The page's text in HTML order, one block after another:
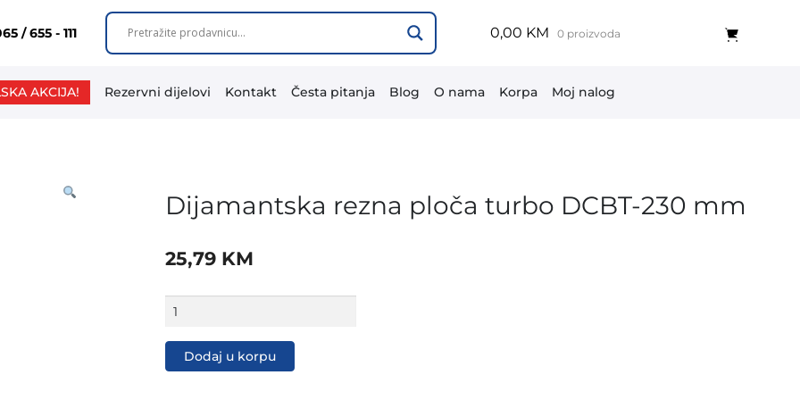
/ 655 - 111 0,00 KM 0 proizvoda
AKCIJA! Rezervni dijelovi Kontakt Česta pitanja Blog O nama Korpa Moj nalog
Dijamantska rezna ploča turbo DCBT-230 mm
25,79 KM
rezna
turbo
DCBT-
Dodaj u korpu